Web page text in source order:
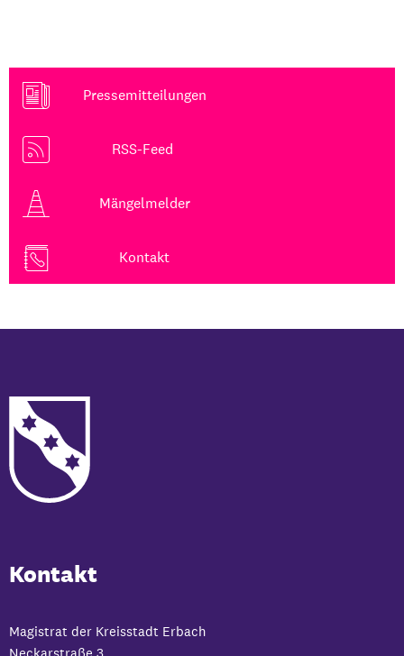
Pressemitteilungen
RSS-Feed
Mängelmelder
Kontakt
Kontakt
Magistrat der Kreisstadt Erbach